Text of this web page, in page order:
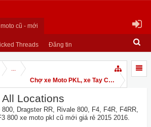
cũ - mới
Threads Đăng tin
...
Chợ xe Moto PKL, xe Tay Côn
Locations
Dragster RR, Rivale 800, F4, F4R, F4RR,
800 xe moto pkl cũ mới giá rẻ 2015 2016.